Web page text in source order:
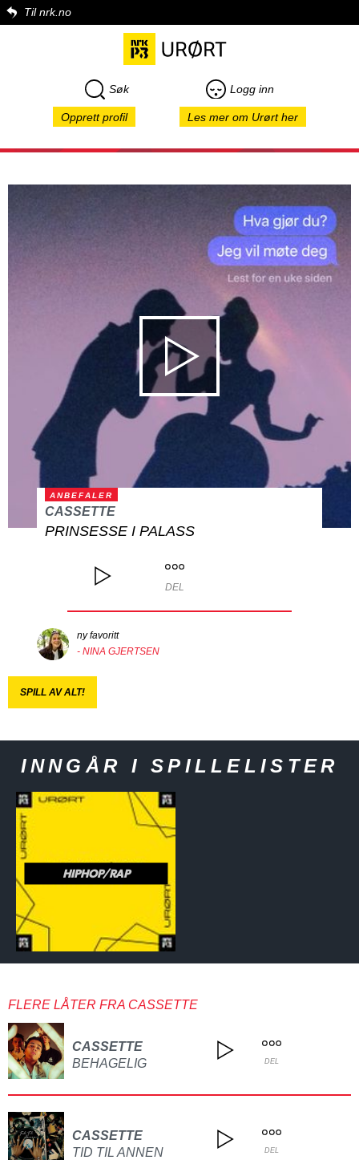
Til nrk.no
Søk Logg inn
Opprett profil Les mer om Urørt her
ANBEFALER
CASSETTE
PRINSESSE I PALASS
DEL
ny favoritt
- NINA GJERTSEN
SPILL AV ALT!
INNGÅR I SPILLELISTER
HIPHOP/RAP
FLERE LÅTER FRA CASSETTE
CASSETTE
BEHAGELIG
DEL
CASSETTE
TID TIL ANNEN
DEL